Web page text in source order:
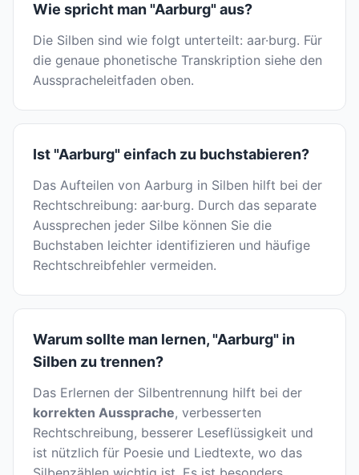
Wie spricht man "Aarburg" aus?
Die Silben sind wie folgt unterteilt: aar·burg. Für
die genaue phonetische Transkription siehe den
Ausspracheleitfaden oben.
Ist "Aarburg" einfach zu buchstabieren?
Das Aufteilen von Aarburg in Silben hilft bei der
Rechtschreibung: aar·burg. Durch das separate
Aussprechen jeder Silbe können Sie die
Buchstaben leichter identifizieren und häufige
Rechtschreibfehler vermeiden.
Warum sollte man lernen, "Aarburg" in
Silben zu trennen?
Das Erlernen der Silbentrennung hilft bei der
korrekten Aussprache, verbesserten
Rechtschreibung, besserer Leseflüssigkeit und
ist nützlich für Poesie und Liedtexte, wo das